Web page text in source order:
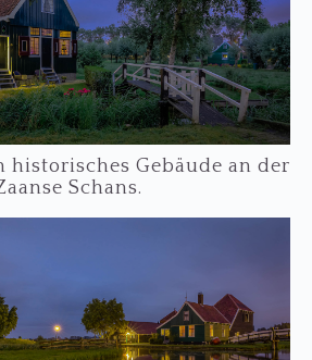
historisches Gebäude an der
Schans.